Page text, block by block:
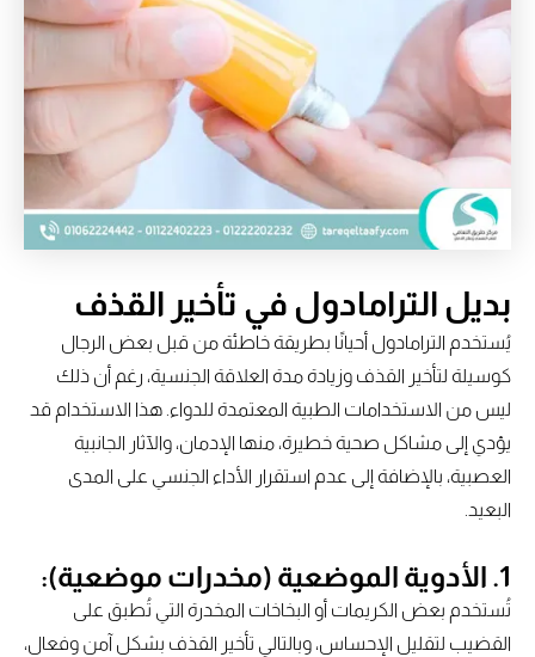
بديل الترامادول في تأخير القذف
يُستخدم الترامادول أحيانًا بطريقة خاطئة من قبل بعض الرجال
كوسيلة لتأخير القذف وزيادة مدة العلاقة الجنسية، رغم أن ذلك
ليس من الاستخدامات الطبية المعتمدة للدواء. هذا الاستخدام قد
يؤدي إلى مشاكل صحية خطيرة، منها الإدمان، والآثار الجانبية
العصبية، بالإضافة إلى عدم استقرار الأداء الجنسي على المدى
البعيد.
الأدوية الموضعية (مخدرات موضعية):
تُستخدم بعض الكريمات أو البخاخات المخدرة التي تُطبق على
القضيب لتقليل الإحساس، وبالتالي تأخير القذف بشكل آمن وفعال،